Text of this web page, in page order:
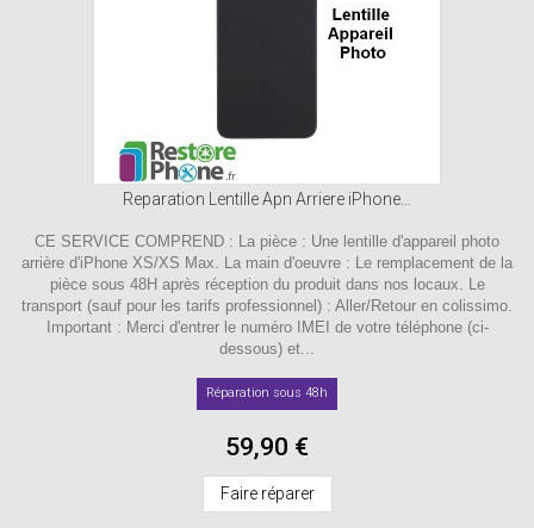
Reparation Lentille Apn Arriere iPhone...
CE SERVICE COMPREND : La pièce : Une lentille d'appareil photo
arrière d'iPhone XS/XS Max. La main d'oeuvre : Le remplacement de la
pièce sous 48H après réception du produit dans nos locaux. Le
transport (sauf pour les tarifs professionnel) : Aller/Retour en colissimo.
Important : Merci d'entrer le numéro IMEI de votre téléphone (ci-
dessous) et...
Réparation sous 48h
59,90 €
Faire réparer